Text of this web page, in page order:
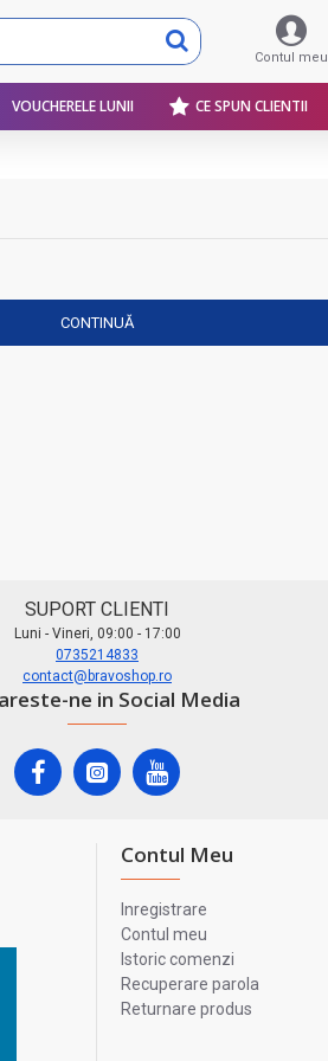
Contul meu
VOUCHERELE LUNII CE SPUN CLIENTII
CONTINUĂ
SUPORT CLIENTI
Luni - Vineri, 09:00 - 17:00
0735214833
contact@bravoshop.ro
ne in Social Media
Contul Meu
Inregistrare
Contul meu
Istoric comenzi
Recuperare parola
Returnare produs